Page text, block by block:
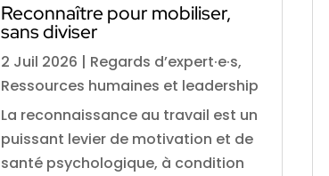
Reconnaître pour mobiliser,
sans diviser
2 Juil 2026 | Regards d’expert·e·s,
Ressources humaines et leadership
La reconnaissance au travail est un
puissant levier de motivation et de
santé psychologique, à condition